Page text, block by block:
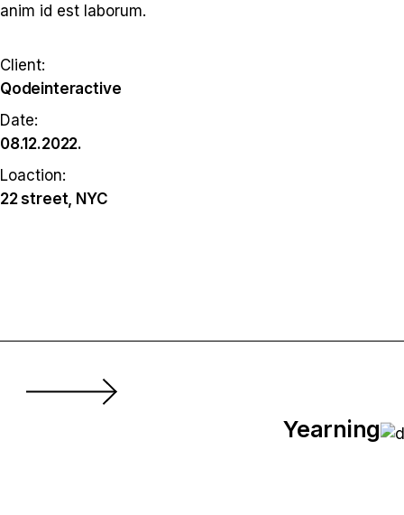
anim id est laborum.
Client:
Qodeinteractive
Date:
08.12.2022.
Loaction:
22 street, NYC
Yearning